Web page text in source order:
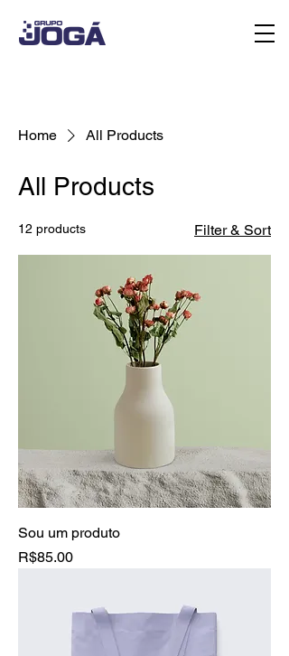
Home All Products
All Products
12 products Filter & Sort
Sou um produto
Price
R$85.00